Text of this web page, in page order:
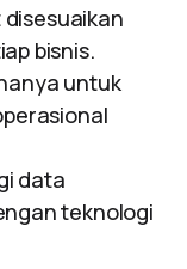
disesuaikan
bisnis.
untuk
data
teknologi